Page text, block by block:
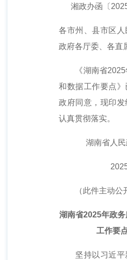
湘政办函〔
各市州、县市区
政府各厅委、各直
《湖南省2025
和数据工作要点》
政府同意，现印
认真贯彻落实。
湖南省人
（此件主动公
湖南省2025年政
工作要
坚持以习近平